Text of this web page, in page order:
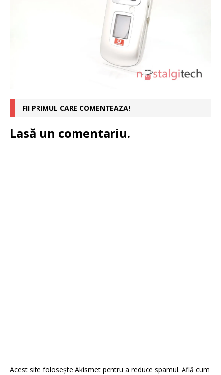
FII PRIMUL CARE COMENTEAZA!
Lasă un comentariu.
Acest site folosește Akismet pentru a reduce spamul. Află cum